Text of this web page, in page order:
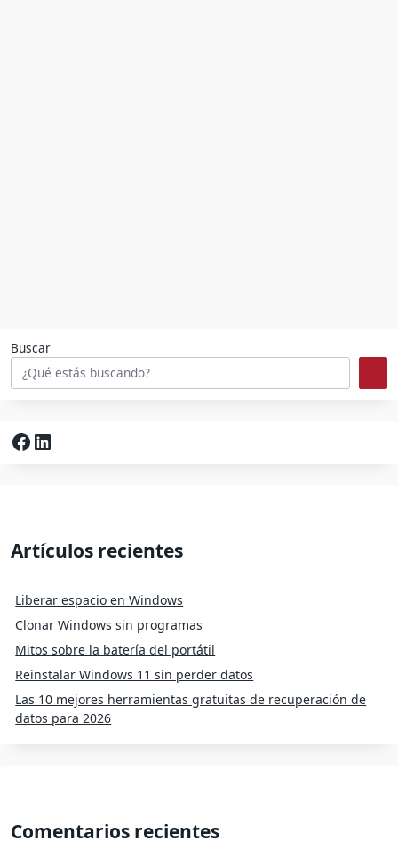
Buscar
Facebook
LinkedIn
Artículos recientes
Liberar espacio en Windows
Clonar Windows sin programas
Mitos sobre la batería del portátil
Reinstalar Windows 11 sin perder datos
Las 10 mejores herramientas gratuitas de recuperación de
datos para 2026
Comentarios recientes